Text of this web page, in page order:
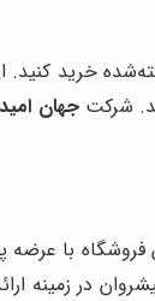
خرید
شرکتجهان
با عرضه
در زمینه